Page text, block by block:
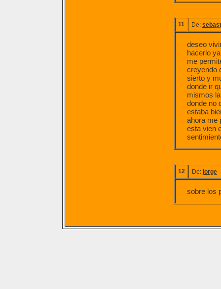
11 De:
deseo
hacerlo
me
creyendo
sierto y
donde ir
mismos
donde no
estaba
ahora me
esta vien
12 De: jorge
sobre los